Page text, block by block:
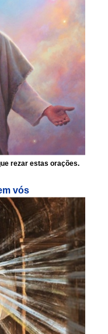
rezar estas orações.
vós